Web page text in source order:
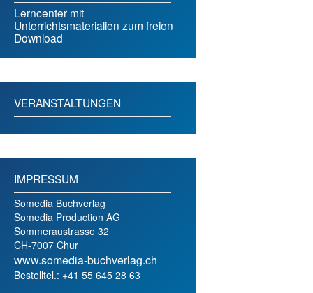
Lerncenter mit
Unterrichtsmaterialien zum freien
Download
VERANSTALTUNGEN
IMPRESSUM
Somedia Buchverlag
Somedia Production AG
Sommeraustrasse 32
CH-7007 Chur
www.somedia-buchverlag.ch
Bestelltel.: +41 55 645 28 63